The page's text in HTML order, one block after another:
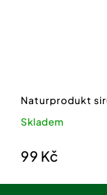
Naturprodukt
Skladem
99 Kč